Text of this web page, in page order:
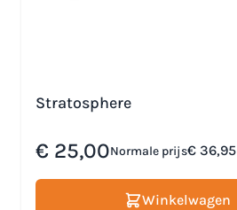
Stratosphere
Speciale prijs
€ 25,00Normale prijs€ 36,95
Winkelwagen